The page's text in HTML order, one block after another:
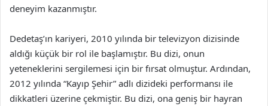
deneyim kazanmıştır.
Dedetaş’ın kariyeri, 2010 yılında bir televizyon dizisinde
aldığı küçük bir rol ile başlamıştır. Bu dizi, onun
yeteneklerini sergilemesi için bir fırsat olmuştur. Ardından,
2012 yılında “Kayıp Şehir” adlı dizideki performansı ile
dikkatleri üzerine çekmiştir. Bu dizi, ona geniş bir hayran